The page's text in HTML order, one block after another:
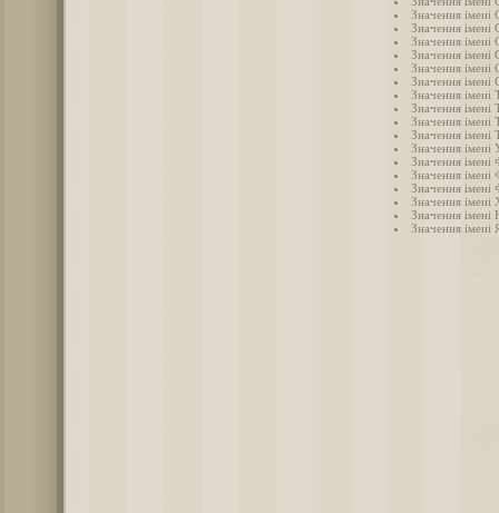
Значення імені
Значення імені
Значення імені
Значення імені
Значення імені
Значення імені
Значення імені
Значення імені
Значення імені
Значення імені
Значення імені
Значення імені
Значення імені
Значення імені
Значення імені
Значення імені
Значення імені